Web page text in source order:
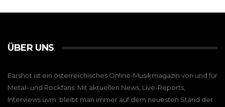
ÜBER UNS
Earshot ist ein österreichisches Online-Musikmagazin von und für
Metal- und Rockfans. Mit aktuellen News, Live-Reports,
Interviews uvm. bleibt man immer auf dem neuesten Stand der